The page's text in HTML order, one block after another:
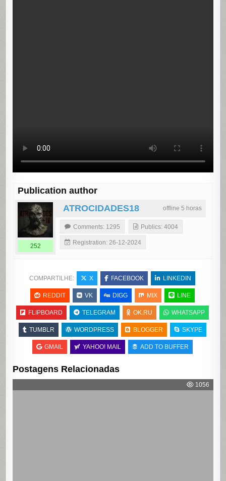
Publication author
offline 5 horas
ATROCIDADES18
252
Comments: 1295 Publics: 4004
Registration: 26-12-2024
COMPARTILHE: X FACEBOOK LINKEDIN
REDDIT VK DIGG MIX LINE
FLIPBOARD TELEGRAM OK.RU WHATSAPP
TUMBLR WORDPRESS BLOGGER SKYPE
GMAIL YAHOO! MAIL ADD TO BUFFER
Postagens Relacionadas
1056